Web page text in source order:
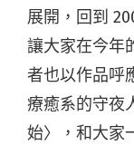
展開，回到
讓大家在今年
者也以作品呼
療癒系的守夜
始〉，和大家